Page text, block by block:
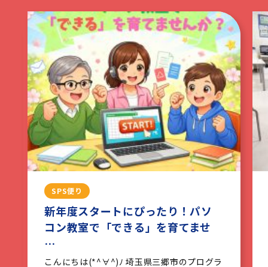
SPS便り
新年度スタートにぴったり！パソ
コン教室で「できる」を育てませ
…
こんにちは(*^∀^)ﾉ 埼玉県三郷市のプログラ